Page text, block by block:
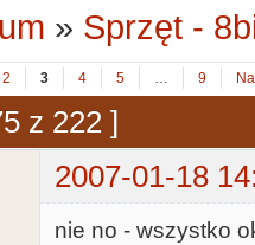
» Sprzęt -
2 3 4 5 … 9
z 222 ]
2007-01-18
nie no - wszystko